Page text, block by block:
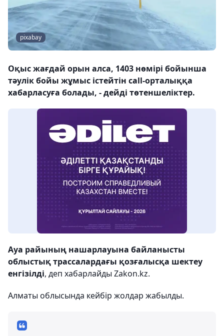
pixabay
Оқыс жағдай орын алса, 1403 нөмірі бойынша
тәулік бойы жұмыс істейтін call-орталыққа
хабарласуға болады, - дейді төтеншеліктер.
Ауа райының нашарлауына байланысты
облыстық трассалардағы қозғалысқа шектеу
енгізілді, деп хабарлайды Zakon.kz.
Алматы облысында кейбір жолдар жабылды.